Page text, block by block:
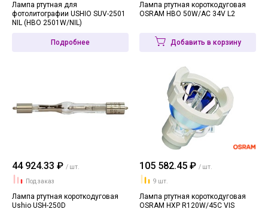
Лампа ртутная для
фотолитографии USHIO SUV-2501
NIL (HBO 2501W/NIL)
Подробнее
Лампа ртутная короткодуговая
OSRAM HBO 50W/AC 34V L2
Добавить в корзину
44 924.33 ₽ / шт.
Под заказ
Лампа ртутная короткодуговая
Ushio USH-250D
105 582.45 ₽ / шт.
9 шт.
Лампа ртутная короткодуговая
OSRAM HXP R120W/45C VIS